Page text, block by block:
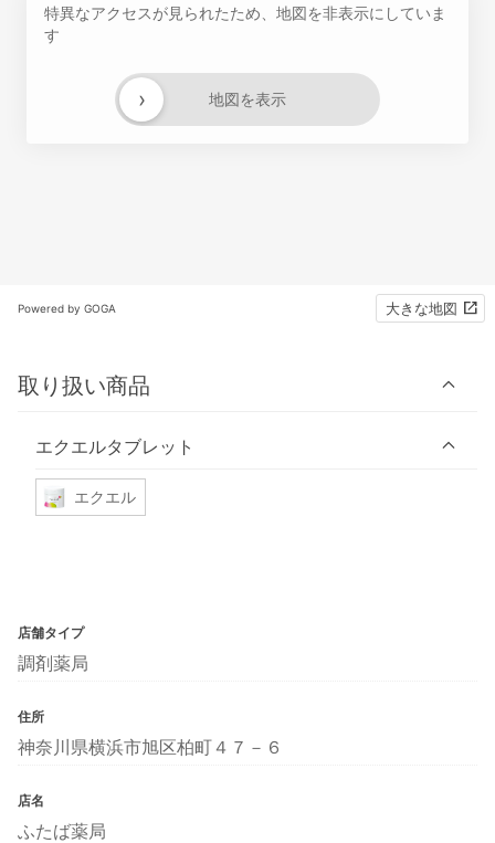
特異なアクセスが見られたため、地図を非表示にしていま
す
地図を表示
›
Powered by GOGA 大きな地図
取り扱い商品
エクエルタブレット
エクエル
店舗タイプ
調剤薬局
住所
神奈川県横浜市旭区柏町４７－６
店名
ふたば薬局